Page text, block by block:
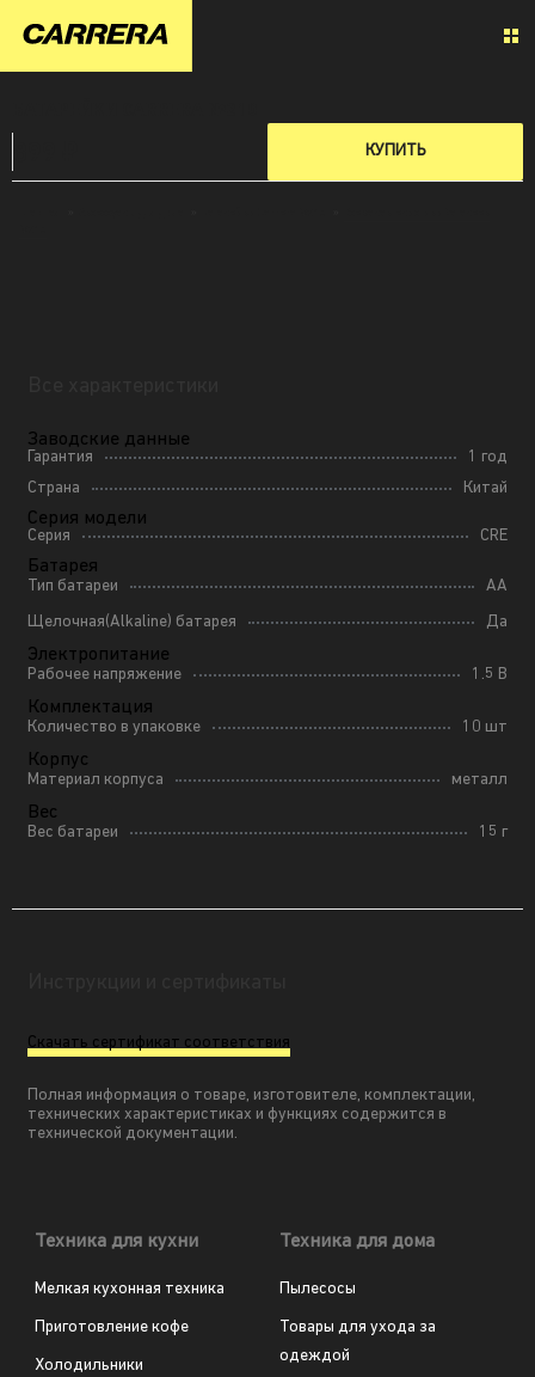
КУПИТЬ
Заводские данные
Гарантия
1 год
Страна
Китай
Серия модели
Серия CRE
Батарея
Тип батареи
AA
Щелочная(Alkaline) батарея
Да
Электропитание
Рабочее напряжение 1.5 В
Комплектация
Количество в упаковке 10 шт
Корпус
Материал корпуса металл
Вес
Вес батареи 15 г
Скачать сертификат соответствия
Полная информация о товаре, изготовителе, комплектации,
технических характеристиках и функциях содержится в
технической документации.
Техника для кухни
Мелкая кухонная техника
Приготовление кофе
Холодильники
Техника для дома
Пылесосы
Товары для ухода за
одеждой